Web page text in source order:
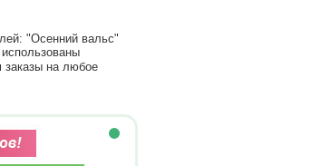
"Осенний вальс"
заказы на любое